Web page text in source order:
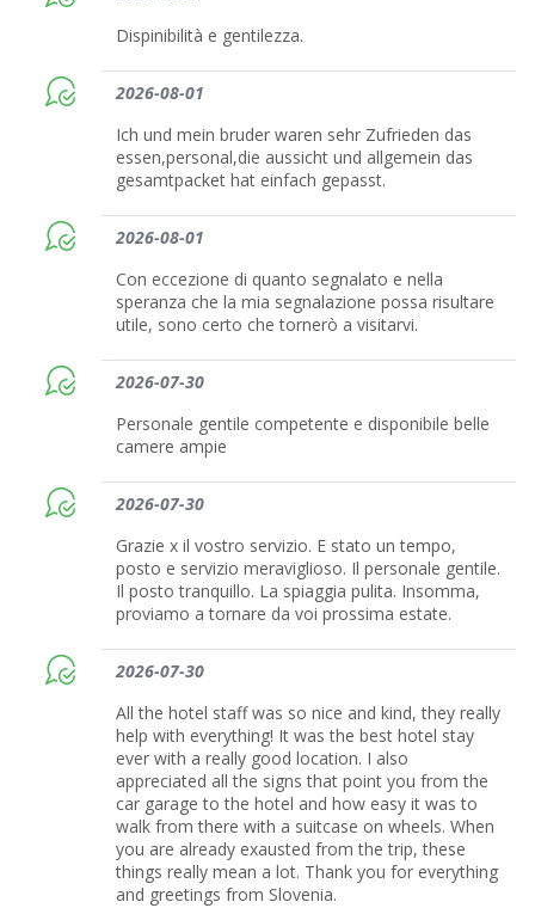
Dispinibilità e gentilezza.
2026-08-01
Ich und mein bruder waren sehr Zufrieden das
essen,personal,die aussicht und allgemein das
gesamtpacket hat einfach gepasst.
2026-08-01
Con eccezione di quanto segnalato e nella
speranza che la mia segnalazione possa risultare
utile, sono certo che tornerò a visitarvi.
2026-07-30
Personale gentile competente e disponibile belle
camere ampie
2026-07-30
Grazie x il vostro servizio. E stato un tempo,
posto e servizio meraviglioso. Il personale gentile.
Il posto tranquillo. La spiaggia pulita. Insomma,
proviamo a tornare da voi prossima estate.
2026-07-30
All the hotel staff was so nice and kind, they really
help with everything! It was the best hotel stay
ever with a really good location. I also
appreciated all the signs that point you from the
car garage to the hotel and how easy it was to
walk from there with a suitcase on wheels. When
you are already exausted from the trip, these
things really mean a lot. Thank you for everything
and greetings from Slovenia.